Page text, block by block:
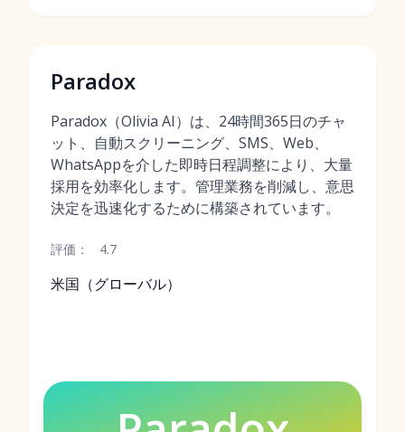
Paradox
Paradox（Olivia AI）は、24時間365日のチャ
ット、自動スクリーニング、SMS、Web、
WhatsAppを介した即時日程調整により、大量
採用を効率化します。管理業務を削減し、意思
決定を迅速化するために構築されています。
評価： 4.7
米国（グローバル）